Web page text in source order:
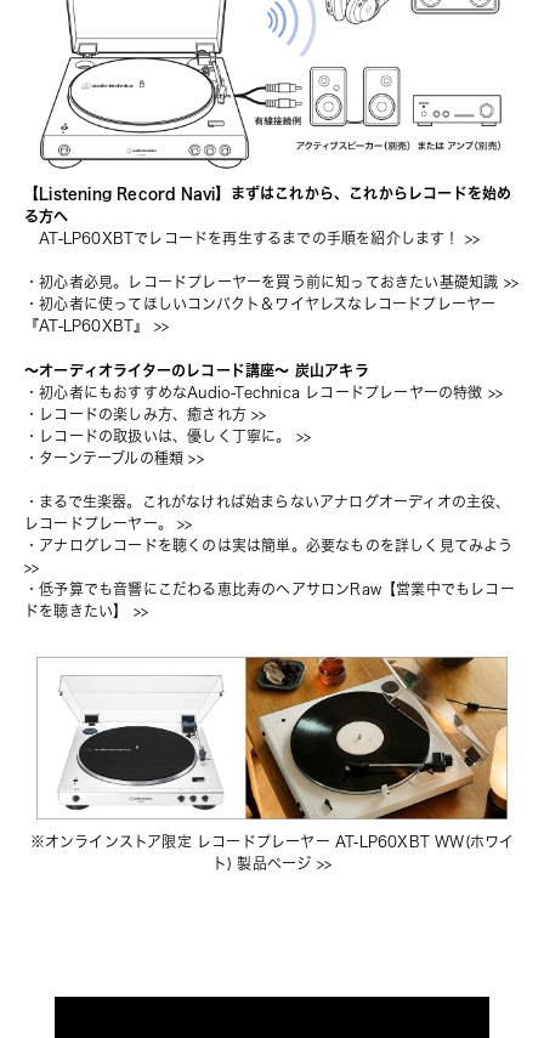
【Listening Record Navi】まずはこれから、これからレコードを始め
る方へ
AT-LP60XBTでレコードを再生するまでの手順を紹介します！ >>
・初心者必見。レコードプレーヤーを買う前に知っておきたい基礎知識 >>
・初心者に使ってほしいコンパクト＆ワイヤレスなレコードプレーヤー
『AT-LP60XBT』
>>
〜オーディオライターのレコード講座〜 炭山アキラ
・初心者にもおすすめなAudio-Technica レコードプレーヤーの特徴 >>
・ レコードの楽しみ方、癒され方 >>
・ レコードの取扱いは、優しく丁寧に。
>>
・ ターンテーブルの種類 >>
・ まるで生楽器。これがなければ始まらないアナログオーディオの主役、
レコードプレーヤー。
>>
・ アナログレコードを聴くのは実は簡単。必要なものを詳しく見てみよう
>>
・低予算でも音響にこだわる恵比寿のヘアサロンRaw【営業中でもレコー
ドを聴きたい】
>>
※オンラインストア限定 レコードプレーヤー AT-LP60XBT WW(ホワイ
ト) 製品ページ >>